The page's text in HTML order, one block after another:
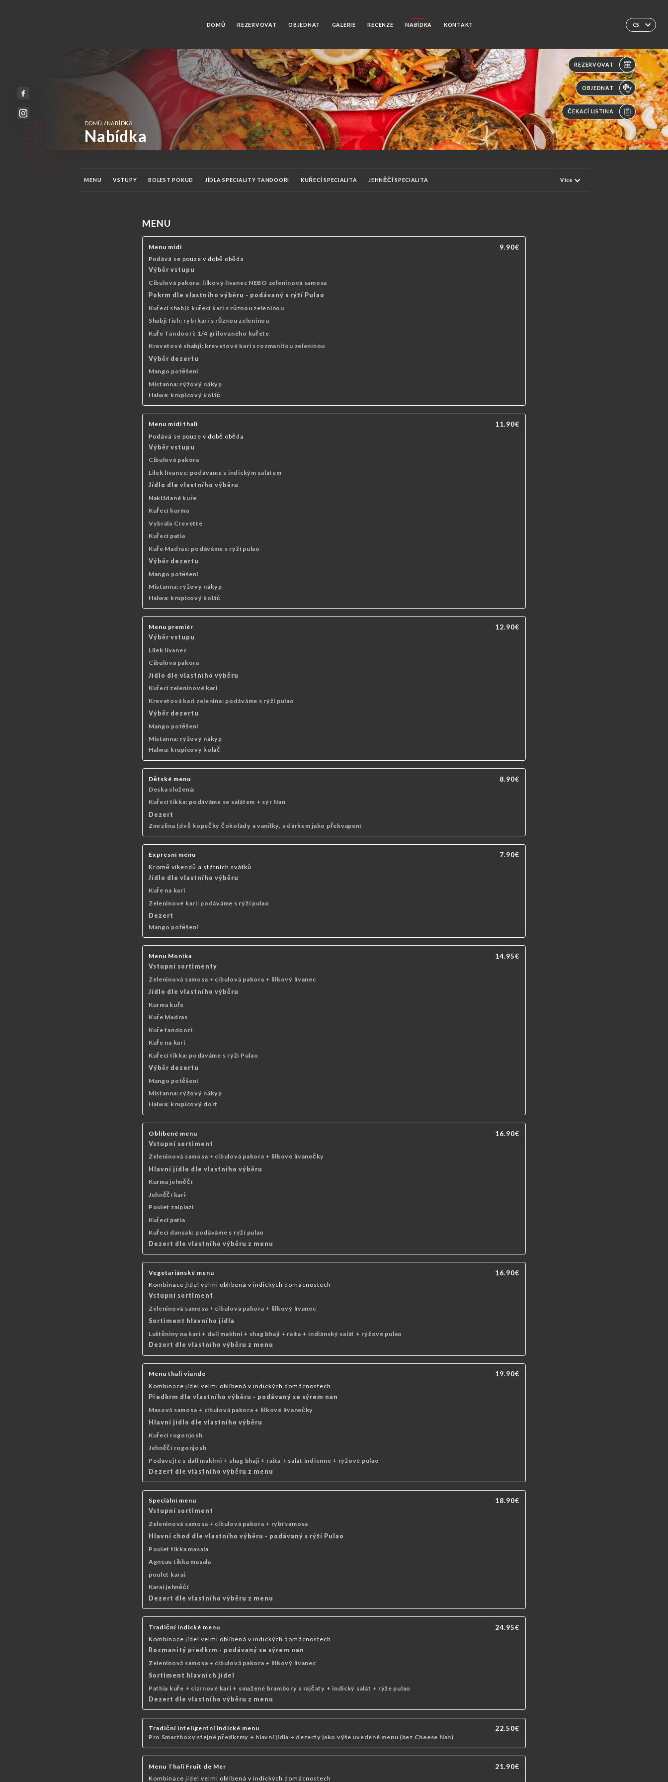
CS
DOMŮ REZERVOVAT OBJEDNAT GALERIE RECENZE NABÍDKA KONTAKT
REZERVOVAT
OBJEDNAT
ČEKACÍ LISTINA
DOMŮ / NABÍDKA
Nabídka
MENU VSTUPY BOLEST POKUD JÍDLA SPECIALITY TANDOORI KUŘECÍ SPECIALITA JEHNĚČÍ SPECIALITA
OVOCNÉ ŠŤÁVY A MINERÁLNÍ VODY
Více
MENU
Menu midi 9.90€
Podává se pouze v době oběda
Výběr vstupu
Cibulová pakora, lilkový lívanec NEBO zeleninová samosa
Pokrm dle vlastního výběru - podávaný s rýží Pulao
Kuřecí shabji: kuřecí kari s různou zeleninou
Shabji fish: rybí kari s různou zeleninou
Kuře Tandoori: 1/4 grilovaného kuřete
Krevetové shabji: krevetové kari s rozmanitou zeleninou
Výběr dezertu
Mango potěšení
Mistanna: rýžový nákyp
Halwa: krupicový koláč
Menu midi thali 11.90€
Podává se pouze v době oběda
Výběr vstupu
Cibulová pakora
Lilek lívanec: podáváme s indickým salátem
Jídlo dle vlastního výběru
Nakládané kuře
Kuřecí kurma
Vybrala Crevette
Kuřecí patia
Kuře Madras: podáváme s rýží pulao
Výběr dezertu
Mango potěšení
Mistanna: rýžový nákyp
Halwa: krupicový koláč
Menu premiér 12.90€
Výběr vstupu
Lilek lívanec
Cibulová pakora
Jídlo dle vlastního výběru
Kuřecí zeleninové kari
Krevetová kari zelenina: podáváme s rýží pulao
Výběr dezertu
Mango potěšení
Mistanna: rýžový nákyp
Halwa: krupicový koláč
Dětské menu 8.90€
Deska složená:
Kuřecí tikka: podáváme se salátem + sýr Nan
Dezert
Zmrzlina (dvě kopečky čokolády a vanilky, s dárkem jako překvapení
Expresní menu 7.90€
Kromě víkendů a státních svátků
Jídlo dle vlastního výběru
Kuře na kari
Zeleninové kari: podáváme s rýží pulao
Dezert
Mango potěšení
Menu Monika 14.95€
Vstupní sortimenty
Zeleninová samosa + cibulová pakora + lilkový lívanec
Jídlo dle vlastního výběru
Kurma kuře
Kuře Madras
Kuře tandoori
Kuře na kari
Kuřecí tikka: podáváme s rýží Pulao
Výběr dezertu
Mango potěšení
Mistanna: rýžový nákyp
Halwa: krupicový dort
Oblíbené menu 16.90€
Vstupní sortiment
Zeleninová samosa + cibulová pakora + lilkové lívanečky
Hlavní jídlo dle vlastního výběru
Kurma jehněčí
Jehněčí kari
Poulet zalpiazi
Kuřecí patia
Kuřecí dansak: podáváme s rýží pulao
Dezert dle vlastního výběru z menu
Vegetariánské menu 16.90€
Kombinace jídel velmi oblíbená v indických domácnostech
Vstupní sortiment
Zeleninová samosa + cibulová pakora + lilkový lívanec
Sortiment hlavního jídla
Luštěniny na kari + dall makhni + shag bhaji + raita + indiánský salát + rýžové pulao
Dezert dle vlastního výběru z menu
Menu thali viande 19.90€
Kombinace jídel velmi oblíbená v indických domácnostech
Předkrm dle vlastního výběru - podávaný se sýrem nan
Masová samosa + cibulová pakora + lilkové lívanečky
Hlavní jídlo dle vlastního výběru
Kuřecí rogonjosh
Jehněčí rogonjosh
Podávejte s dall makhni + shag bhaji + raita + salát indienne + rýžové pulao
Dezert dle vlastního výběru z menu
Speciální menu 18.90€
Vstupní sortiment
Zeleninová samosa + cibulová pakora + rybí samosa
Hlavní chod dle vlastního výběru - podávaný s rýží Pulao
Poulet tikka masala
Agneau tikka masala
poulet karai
Karai jehněčí
Dezert dle vlastního výběru z menu
Tradiční indické menu 24.95€
Kombinace jídel velmi oblíbená v indických domácnostech
Rozmanitý předkrm - podávaný se sýrem nan
Zeleninová samosa + cibulová pakora + lilkový lívanec
Sortiment hlavních jídel
Pathia kuře + cizrnové kari + smažené brambory s rajčaty + indický salát + rýže pulao
Dezert dle vlastního výběru z menu
Tradiční inteligentní indické menu 22.50€
Pro Smartboxy stejné předkrmy + hlavní jídla + dezerty jako výše uvedené menu (bez Cheese Nan)
Menu Thali Fruit de Mer 21.90€
Kombinace jídel velmi oblíbená v indických domácnostech